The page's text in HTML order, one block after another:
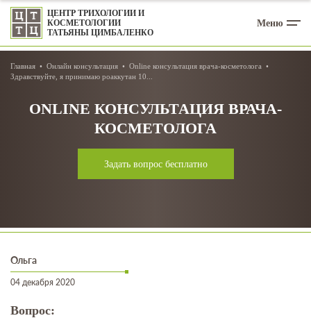
ЦЕНТР ТРИХОЛОГИИ И
КОСМЕТОЛОГИИ
ТАТЬЯНЫ ЦИМБАЛЕНКО
Меню
Главная Онлайн консультация
Online консультация врача-косметолога
Здравствуйте, я принимаю роаккутан 10...
ONLINE КОНСУЛЬТАЦИЯ ВРАЧА-
КОСМЕТОЛОГА
Задать вопрос бесплатно
Ольга
04 декабря 2020
Вопрос: